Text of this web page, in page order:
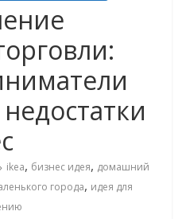
ikea, бизнес идея, домашний
города, идея для